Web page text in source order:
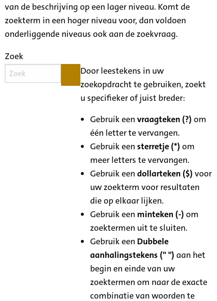
van de beschrijving op een lager niveau. Komt de
zoekterm in een hoger niveau voor, dan voldoen
onderliggende niveaus ook aan de zoekvraag.
Zoek
Door leestekens in uw
zoekopdracht te gebruiken, zoekt
u specifieker of juist breder:
Gebruik eenvraagteken (?) om
één letter te vervangen.
Gebruik eensterretje (*) om
meer letters te vervangen.
Gebruik eendollarteken ($) voor
uw zoekterm voor resultaten
die op elkaar lijken.
Gebruik een minteken (-) om
zoektermen uit te sluiten.
Gebruik een Dubbele
aanhalingstekens (" ") aan het
begin en einde van uw
zoektermen om naar de exacte
combinatie van woorden te